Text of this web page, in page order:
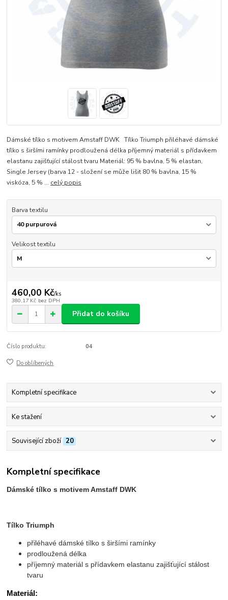
Dámské tílko s motivem Amstaff DWK Tílko Triumph přiléhavé dámské
tílko s širšími ramínky prodloužená délka příjemný materiál s přídavkem
elastanu zajišťující stálost tvaru Materiál: 95 % bavlna, 5 % elastan,
Single Jersey (barva 12 - složení se může lišit 80 % bavlna, 15 %
viskóza, 5 % ... celý popis
Barva textilu
Velikost textilu
460,00 Kč/ks
380,17 Kč bez DPH
Přidat do košíku
Číslo produktu: 04
Do oblíbených
Kompletní specifikace
Ke stažení
Související zboží 20
Kompletní specifikace
Dámské tílko s motivem Amstaff DWK
Tílko Triumph
přiléhavé dámské tílko s širšími ramínky
prodloužená délka
příjemný materiál s přídavkem elastanu zajišťující stálost
tvaru
Materiál: